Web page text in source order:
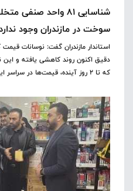
شناسایی ۸۱ واحد
سوخت در مازندران وجود
استاندار مازندران گفت: نوسانات قیمت
دقیق اکنون روند کاهشی یافته و
که تا ۲ روز آینده، قیمت‌ها در سراسر این استان یکسان و تثبیت خواهد شد.